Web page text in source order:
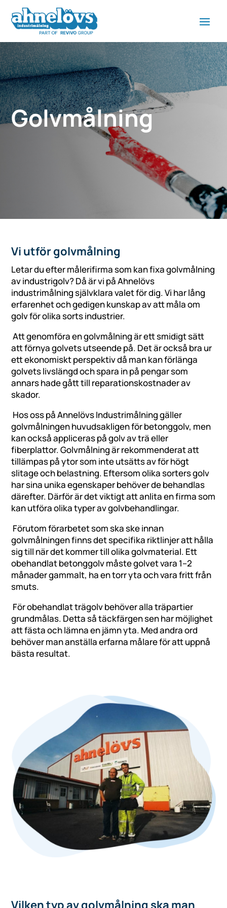
Golvmålning
Vi utför golvmålning
Letar du efter målerifirma som kan fixa golvmålning
av industrigolv? Då är vi på Ahnelövs
industrimålning självklara valet för dig. Vi har lång
erfarenhet och gedigen kunskap av att måla om
golv för olika sorts industrier.
Att genomföra en golvmålning är ett smidigt sätt
att förnya golvets utseende på. Det är också bra ur
ett ekonomiskt perspektiv då man kan förlänga
golvets livslängd och spara in på pengar som
annars hade gått till reparationskostnader av
skador.
Hos oss på Annelövs Industrimålning gäller
golvmålningen huvudsakligen för betonggolv, men
kan också appliceras på golv av trä eller
fiberplattor. Golvmålning är rekommenderat att
tillämpas på ytor som inte utsätts av för högt
slitage och belastning. Eftersom olika sorters golv
har sina unika egenskaper behöver de behandlas
därefter. Därför är det viktigt att anlita en firma som
kan utföra olika typer av golvbehandlingar.
Förutom förarbetet som ska ske innan
golvmålningen finns det specifika riktlinjer att hålla
sig till när det kommer till olika golvmaterial. Ett
obehandlat betonggolv måste golvet vara 1–2
månader gammalt, ha en torr yta och vara fritt från
smuts.
För obehandlat trägolv behöver alla träpartier
grundmålas. Detta så täckfärgen sen har möjlighet
att fästa och lämna en jämn yta. Med andra ord
behöver man anställa erfarna målare för att uppnå
bästa resultat.
Vilken typ av golvmålning ska man